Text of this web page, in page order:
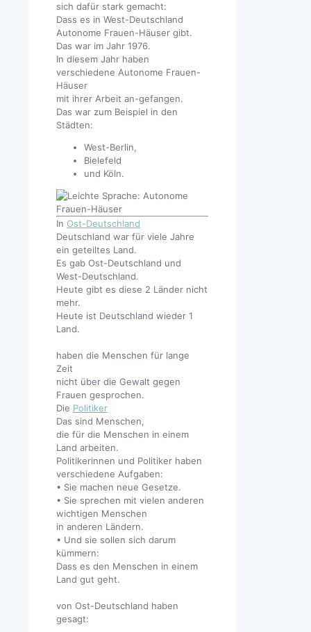
sich dafür stark gemacht:
Dass es in West-Deutschland
Autonome Frauen-Häuser gibt.
Das war im Jahr 1976.
In diesem Jahr haben
verschiedene Autonome Frauen-
Häuser
mit ihrer Arbeit an-gefangen.
Das war zum Beispiel in den
Städten:
West-Berlin,
Bielefeld
und Köln.
In Ost-Deutschland
Deutschland war für viele Jahre
ein geteiltes Land.
Es gab Ost-Deutschland und
West-Deutschland.
Heute gibt es diese 2 Länder nicht
mehr.
Heute ist Deutschland wieder 1
Land.
haben die Menschen für lange
Zeit
nicht über die Gewalt gegen
Frauen gesprochen.
Die Politiker
Das sind Menschen,
die für die Menschen in einem
Land arbeiten.
Politikerinnen und Politiker haben
verschiedene Aufgaben:
• Sie machen neue Gesetze.
• Sie sprechen mit vielen anderen
wichtigen Menschen
in anderen Ländern.
• Und sie sollen sich darum
kümmern:
Dass es den Menschen in einem
Land gut geht.
von Ost-Deutschland haben
gesagt: